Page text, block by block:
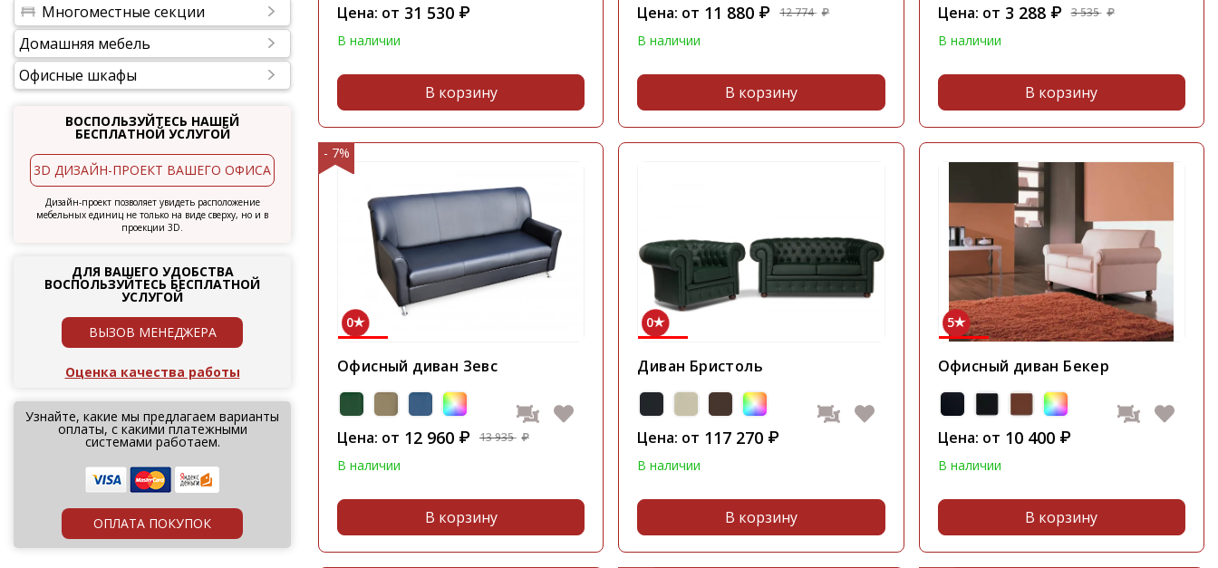
Многоместные секции
Домашняя мебель
Офисные шкафы
ВОСПОЛЬЗУЙТЕСЬ НАШЕЙ
БЕСПЛАТНОЙ УСЛУГОЙ
3D ДИЗАЙН-ПРОЕКТ ВАШЕГО ОФИСА
Дизайн-проект позволяет увидеть расположение
мебельных единиц не только на виде сверху, но и в
проекции 3D.
ДЛЯ ВАШЕГО УДОБСТВА
ВОСПОЛЬЗУЙТЕСЬ БЕСПЛАТНОЙ
УСЛУГОЙ
ВЫЗОВ МЕНЕДЖЕРА
Оценка качества работы
Узнайте, какие мы предлагаем варианты
оплаты, с какими платежными
системами работаем.
ОПЛАТА ПОКУПОК
Цена: от 31 530 ₽
В наличии
В корзину
Цена: от 11 880 ₽ 12 774 ₽
В наличии
В корзину
Цена: от 3 288 ₽ 3 535 ₽
В наличии
В корзину
- 7%
0
Офисный диван Зевс
Цена: от 12 960 ₽ 13 935 ₽
В наличии
В корзину
0
Диван Бристоль
Цена: от 117 270 ₽
В наличии
В корзину
5
Офисный диван Бекер
Цена: от 10 400 ₽
В наличии
В корзину